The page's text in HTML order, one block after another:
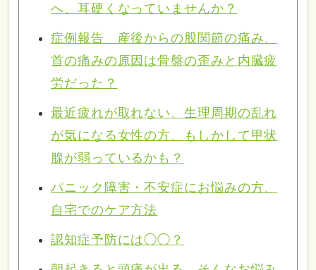
へ、耳硬くなっていませんか？
症例報告 産後からの股関節の痛み、
首の痛みの原因は骨盤の歪みと内臓疲
労だった？
最近疲れが取れない、生理周期の乱れ
が気になる女性の方、もしかして甲状
腺が弱っているかも？
パニック障害・不安症にお悩みの方、
自宅でのケア方法
認知症予防には◯◯？